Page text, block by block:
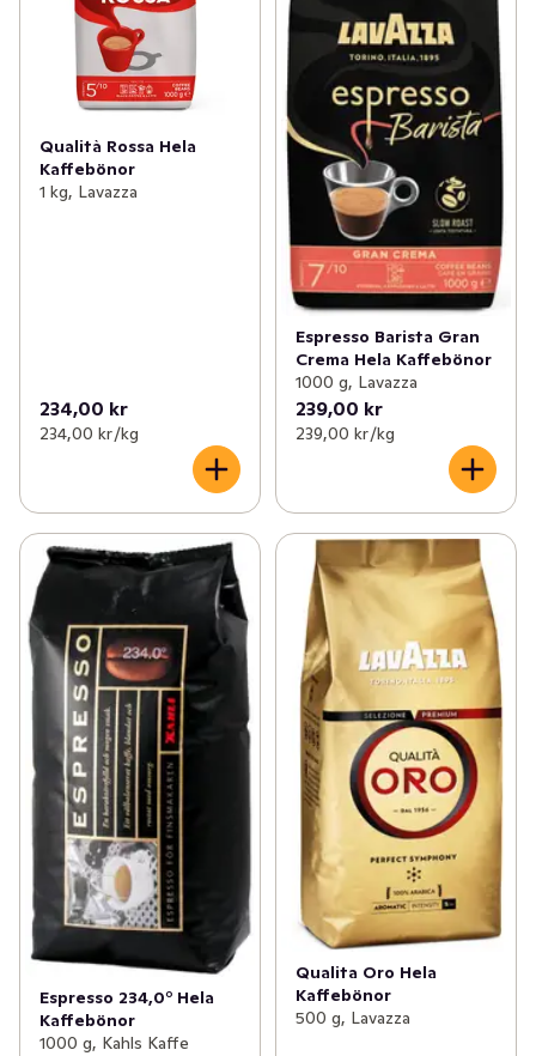
Qualità Rossa Hela
Kaffebönor
1 kg, Lavazza
234,00 kr
234,00 kr /kg
Espresso Barista Gran
Crema Hela Kaffebönor
1000 g, Lavazza
239,00 kr
239,00 kr /kg
Espresso 234,0° Hela
Kaffebönor
1000 g, Kahls Kaffe
Qualita Oro Hela
Kaffebönor
500 g, Lavazza